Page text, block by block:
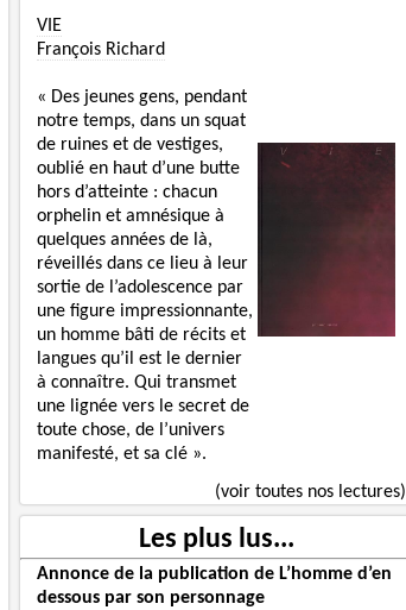
VIE
François Richard
« Des jeunes gens, pendant
notre temps, dans un squat
de ruines et de vestiges,
oublié en haut d’une butte
hors d’atteinte : chacun
orphelin et amnésique à
quelques années de là,
réveillés dans ce lieu à leur
sortie de l’adolescence par
une figure impressionnante,
un homme bâti de récits et
langues qu’il est le dernier
à connaître. Qui transmet
une lignée vers le secret de
toute chose, de l’univers
manifesté, et sa clé ».
(voir toutes nos lectures)
Les plus lus...
Annonce de la publication de L’homme d’en
dessous par son personnage